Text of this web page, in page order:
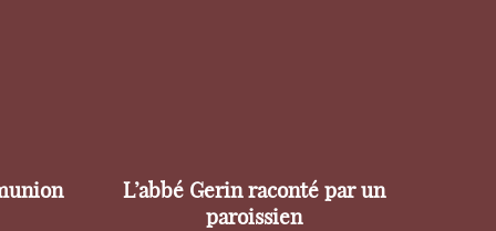
L’abbé Gerin raconté par un
paroissien